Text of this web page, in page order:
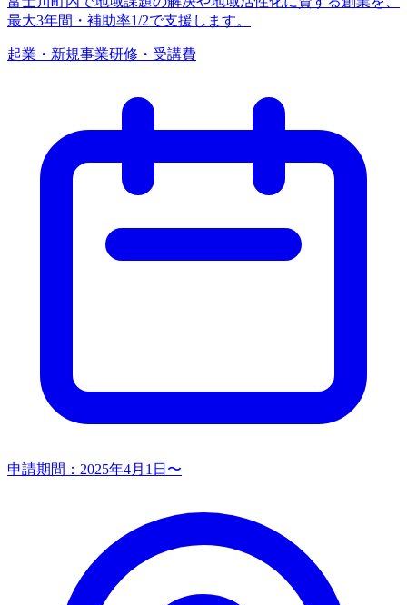
最大3年間・補助率1/2で支援します。
起業・新規事業研修・受講費
申請期間： 2025年4月1日〜